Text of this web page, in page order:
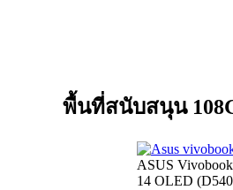
พื้นที่สนับสนุน
ASUS
14 OLED